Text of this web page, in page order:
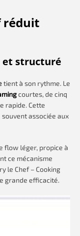
réduit
et structuré
tient à son rythme. Le
courtes, de cinq
rapide. Cette
associée aux
flow léger, propice à
ce mécanisme
le Chef – Cooking
grande efficacité.